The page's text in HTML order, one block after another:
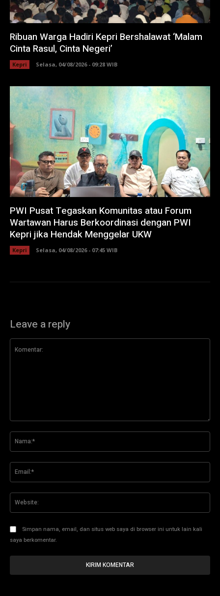
Ribuan Warga Hadiri Kepri Bershalawat ‘Malam
Cinta Rasul, Cinta Negeri’
Kepri Selasa, 04/08/2026 - 09:28 WIB
PWI Pusat Tegaskan Komunitas atau Forum
Wartawan Harus Berkoordinasi dengan PWI
Kepri jika Hendak Menggelar UKW
Kepri Selasa, 04/08/2026 - 07:45 WIB
Leave a reply
Simpan nama, email, dan situs web saya di browser ini untuk lain kali
saya berkomentar.